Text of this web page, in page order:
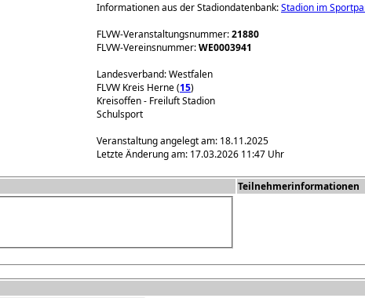
Informationen aus der Stadiondatenbank:Stadion im
FLVW-Veranstaltungsnummer:21880
FLVW-Vereinsnummer:WE0003941
Landesverband: Westfalen
FLVW Kreis Herne (15)
Kreisoffen - Freiluft Stadion
Schulsport
Veranstaltung angelegt am: 18.11.2025
Letzte Änderung am: 17.03.2026 11:47 Uhr
Teilnehmerinformationen